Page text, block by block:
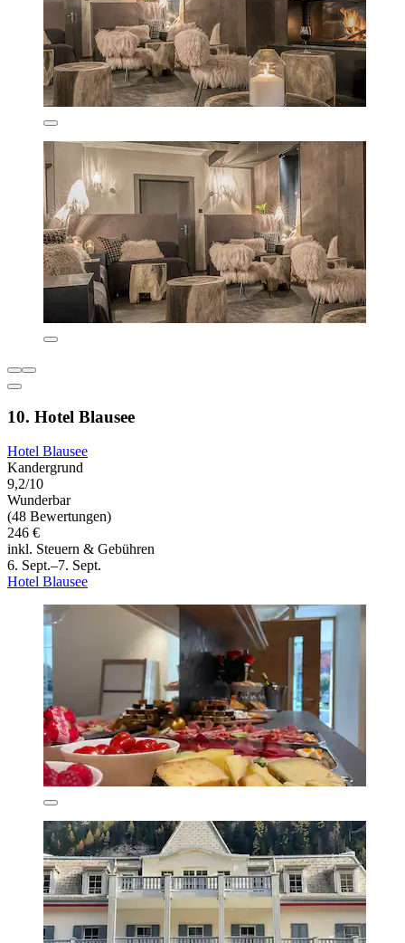
10. Hotel Blausee
Hotel Blausee
Kandergrund
9,2/10
Wunderbar
(48 Bewertungen)
246 €
inkl. Steuern & Gebühren
6. Sept.–7. Sept.
Hotel Blausee